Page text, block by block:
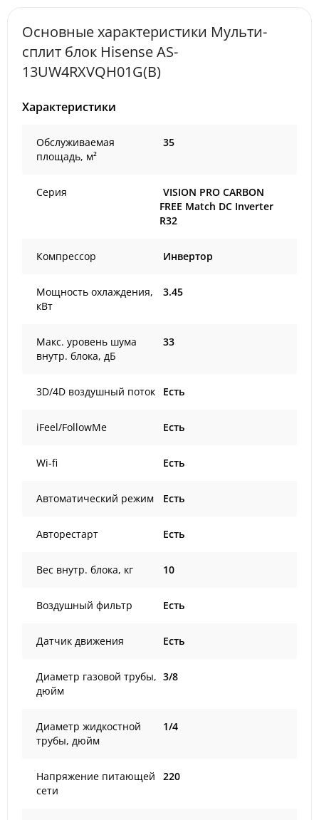
Основные характеристики Мульти-
сплит блок Hisense AS-
13UW4RXVQH01G(B)
Характеристики
Обслуживаемая
площадь, м²
35
Серия
VISION PRO CARBON
FREE Match DC Inverter
R32
Компрессор Инвертор
Мощность охлаждения,
кВт
3.45
Макс. уровень шума
внутр. блока, дБ
33
3D/4D воздушный поток Есть
iFeel/FollowMe Есть
Wi-fi Есть
Автоматический режим Есть
Авторестарт Есть
Вес внутр. блока, кг 10
Воздушный фильтр Есть
Датчик движения Есть
Диаметр газовой трубы,
дюйм
3/8
Диаметр жидкостной
трубы, дюйм
1/4
Напряжение питающей
сети
220